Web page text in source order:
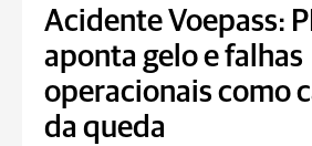
Acidente Voepass:
aponta gelo e falhas
operacionais como
da queda